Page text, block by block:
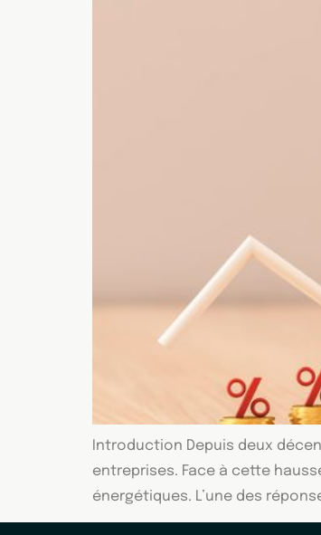
Introduction Depuis deux
entreprises. Face à cette
énergétiques. L’une des